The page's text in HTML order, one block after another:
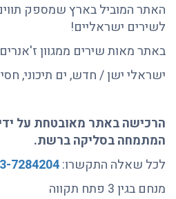
האתר המוביל בארץ שמספק
לשירים ישראליים!
באתר מאות שירים ממגוון
ישראלי ישן / חדש, ים תיכוני,
הרכישה באתר מאובטחת על
המתמחה בסליקה ברשת.
לכל שאלה התקשרו:7284204
מנחם בגין 3 פתח תקווה